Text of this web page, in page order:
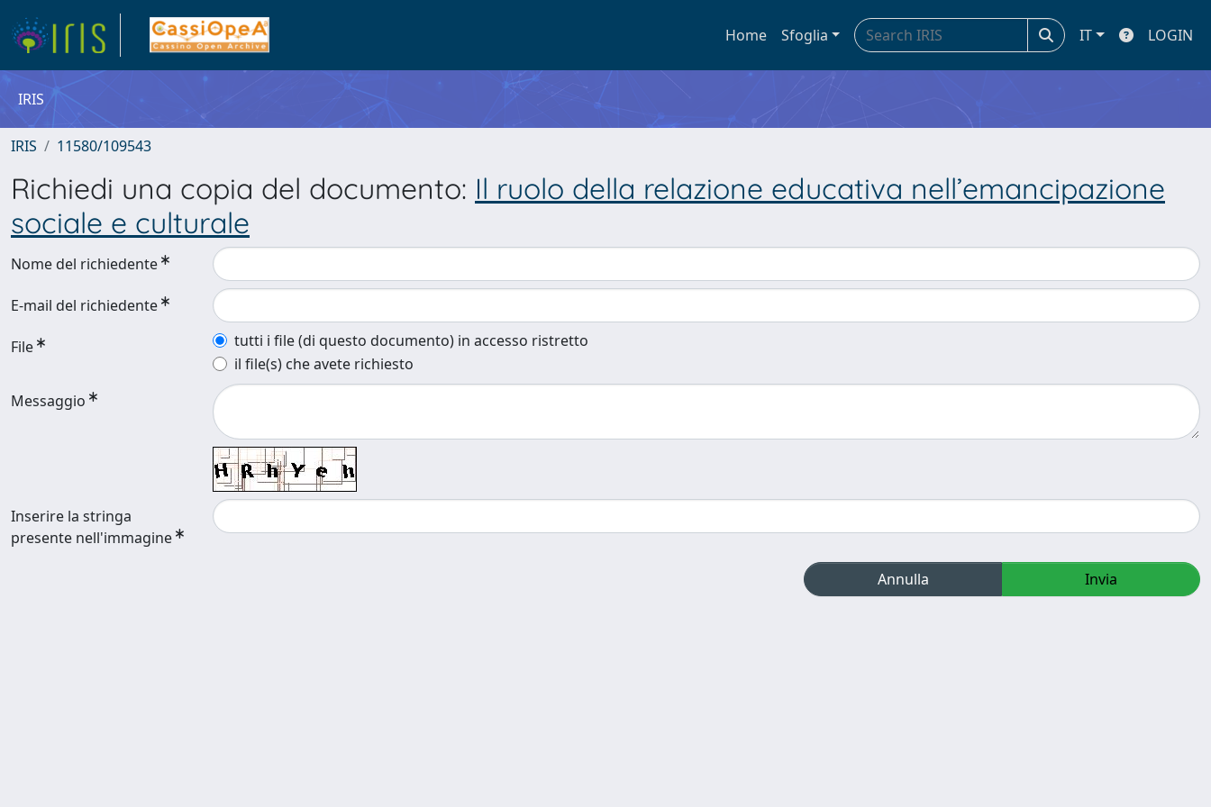
Home Sfoglia IT LOGIN
IRIS
IRIS 11580/109543
Richiedi una copia del documento: Il ruolo della relazione educativa nell’emancipazione
sociale e culturale
Nome del richiedente
E-mail del richiedente
File
tutti i file (di questo documento) in accesso ristretto
il file(s) che avete richiesto
Messaggio
Inserire la stringa
presente nell'immagine
Annulla Invia